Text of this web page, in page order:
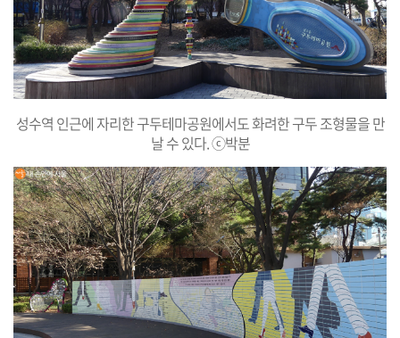
성수역 인근에 자리한 구두테마공원에서도 화려한 구두 조형물을 만
날 수 있다. ⓒ박분